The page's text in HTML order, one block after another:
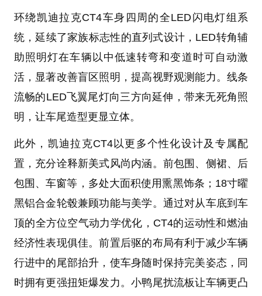
环绕凯迪拉克CT4车身四周的全LED闪电灯组系
统，延续了家族标志性的直列式设计，LED转角辅
助照明灯在车辆以中低速转弯和变道时可自动激
活，显著改善盲区照明，提高视野观测能力。线条
流畅的LED飞翼尾灯向三方向延伸，带来无死角照
明，让车尾造型更显立体。
此外，凯迪拉克CT4以更多个性化设计及专属配
置，充分诠释新美式风尚内涵。前包围、侧裙、后
包围、车窗等，多处大面积使用熏黑饰条；18寸曜
黑铝合金轮毂兼顾功能与美学。通过对从车底到车
顶的全方位空气动力学优化，CT4的运动性和燃油
经济性表现俱佳。前置后驱的布局有利于减少车辆
行进中的尾部抬升，使车身随时保持完美姿态，同
时拥有更强扭矩爆发力。小鸭尾扰流板让车辆更凸